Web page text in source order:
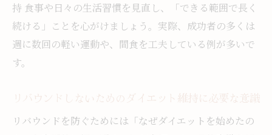
持 食事や日々の生活習慣を見直し、「できる範囲で長く
続ける」ことを心がけましょう。実際、成功者の多くは
週に数回の軽い運動や、間食を工夫している例が多いで
す。
リバウンドしないためのダイエット維持に必要な意識
リバウンドを防ぐためには「なぜダイエットを始めたの